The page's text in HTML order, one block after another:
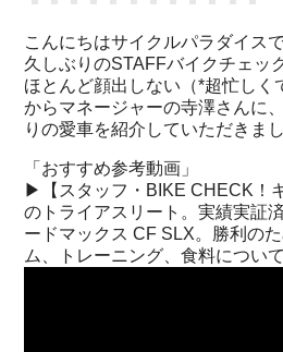
こんにちはサイクルパラダイス
久しぶりのSTAFFバイクチェッ
ほとんど顔出しない（*超忙しく
からマネージャーの寺澤さんに
りの愛車を紹介していただきまし
「おすすめ参考動画」
▶︎【スタッフ・BIKE CHECK！
のトライアスリート。実績実証
ードマックス CF SLX。勝利の
ム、トレーニング、食料につい